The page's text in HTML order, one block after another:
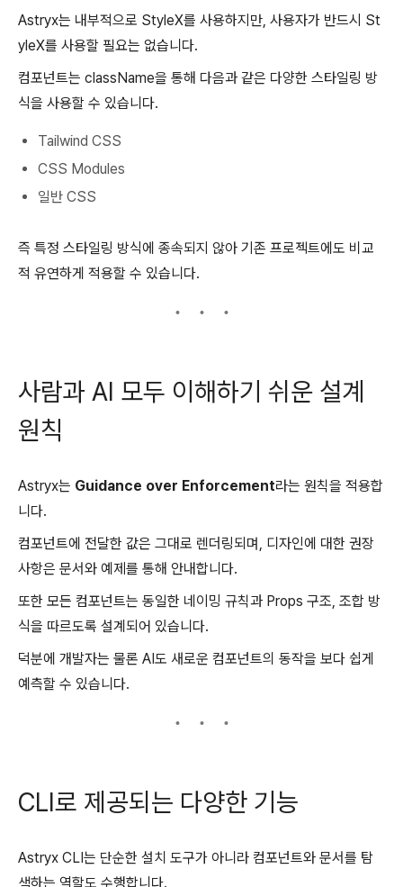
Astryx는 내부적으로 StyleX를 사용하지만, 사용자가 반드시 St
yleX를 사용할 필요는 없습니다.
컴포넌트는 className을 통해 다음과 같은 다양한 스타일링 방
식을 사용할 수 있습니다.
Tailwind CSS
CSS Modules
일반 CSS
즉 특정 스타일링 방식에 종속되지 않아 기존 프로젝트에도 비교
적 유연하게 적용할 수 있습니다.
사람과 AI 모두 이해하기 쉬운 설계
원칙
Astryx는 Guidance over Enforcement라는 원칙을 적용합
니다.
컴포넌트에 전달한 값은 그대로 렌더링되며, 디자인에 대한 권장
사항은 문서와 예제를 통해 안내합니다.
또한 모든 컴포넌트는 동일한 네이밍 규칙과 Props 구조, 조합 방
식을 따르도록 설계되어 있습니다.
덕분에 개발자는 물론 AI도 새로운 컴포넌트의 동작을 보다 쉽게
예측할 수 있습니다.
CLI로 제공되는 다양한 기능
Astryx CLI는 단순한 설치 도구가 아니라 컴포넌트와 문서를 탐
색하는 역할도 수행합니다.